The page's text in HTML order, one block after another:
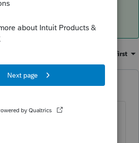
RS
Oldest first
le T4A , vous avez la case
de 3 case et vous